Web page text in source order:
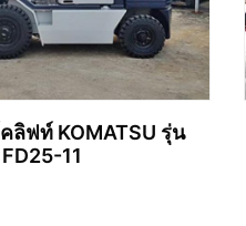
ลิฟท์ KOMATSU รุ่น
FD25-11